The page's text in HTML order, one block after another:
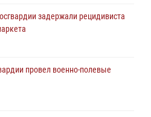
задержали рецидивиста
провел военно-полевые